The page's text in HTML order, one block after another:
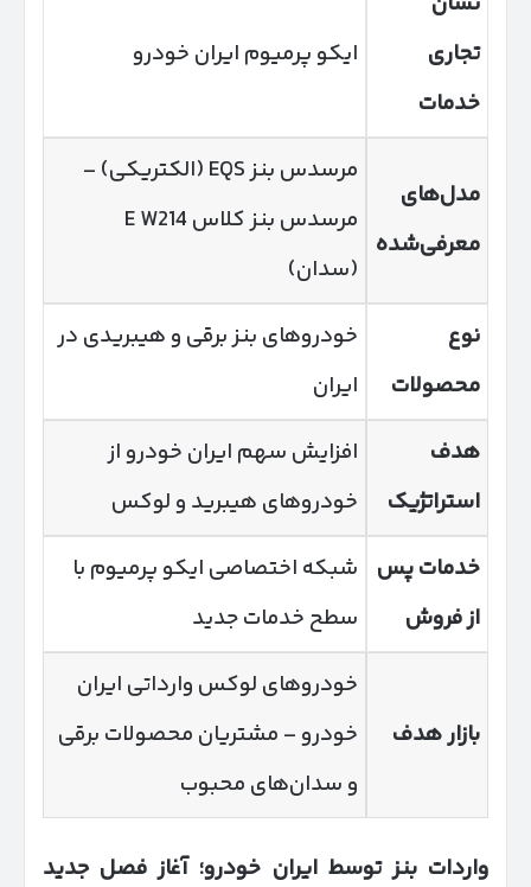
تجاری
خدمات
ایکو پرمیوم ایران خودرو
مدل‌های
معرفی‌شده
مرسدس بنز EQS (الکتریکی) –
مرسدس بنز کلاس E W214
(سدان)
نوع
محصولات
خودروهای بنز برقی و هیبریدی در
ایران
هدف
استراتژیک
افزایش سهم ایران خودرو از
خودروهای هیبرید و لوکس
خدمات پس
از فروش
شبکه اختصاصی ایکو پرمیوم با
سطح خدمات جدید
بازار هدف
خودروهای لوکس وارداتی ایران
خودرو – مشتریان محصولات برقی
و سدان‌های محبوب
واردات بنز توسط ایران خودرو؛ آغاز فصل جدید